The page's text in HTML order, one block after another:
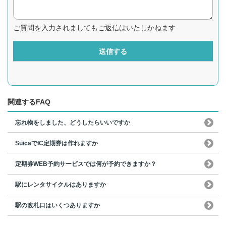
ご質問を入力されましてもご返信はいたしかねます
送信する
関連するFAQ
忘れ物をしました、どうしたらいいですか
SuicaでIC定期券は作れますか
定期券WEB予約サービスでは何が予約できますか？
駅にレンタサイクルはありますか
駅の改札口はいくつありますか